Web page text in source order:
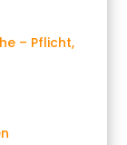
– Pflicht,